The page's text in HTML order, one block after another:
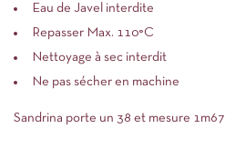
Eau de Javel interdite
Repasser Max. 110°C
Nettoyage à sec interdit
Ne pas sécher en machine
Sandrina porte un 38 et mesure 1m67